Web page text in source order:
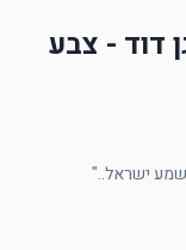
דוד - צבע
ישראל.."